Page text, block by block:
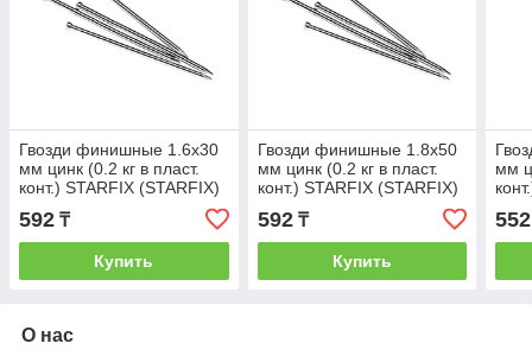
Гвозди финишные 1.6х30
мм цинк (0.2 кг в пласт.
конт.) STARFIX (STARFIX)
(SMP1-22718-02)
592 ₸
Купить
Гвозди финишные 1.8х50
мм цинк (0.2 кг в пласт.
конт.) STARFIX (STARFIX)
(SMP1-24738-02)
592₸
Купить
мм
552
О нас